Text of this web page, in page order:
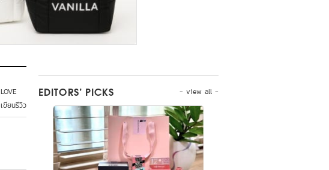
LOVE
เขียนรีวิว
- view all -
EDITORS’ PICKS